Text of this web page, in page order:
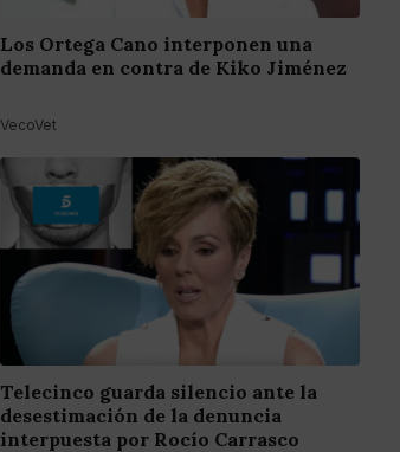
Los Ortega Cano interponen una
demanda en contra de Kiko Jiménez
VecoVet
Telecinco guarda silencio ante la
desestimación de la denuncia
interpuesta por Rocío Carrasco